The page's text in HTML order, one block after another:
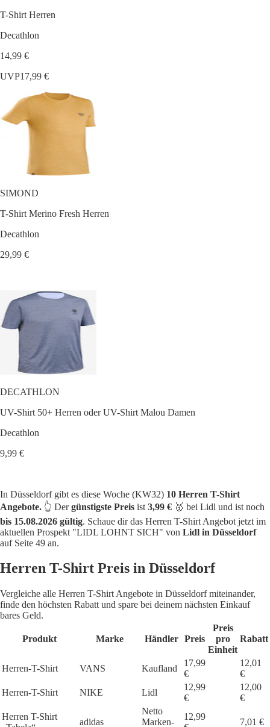
T-Shirt Herren
Decathlon
14,99 €
UVP17,99 €
SIMOND
T-Shirt Merino Fresh Herren
Decathlon
29,99 €
DECATHLON
UV-Shirt 50+ Herren oder UV-Shirt Malou Damen
Decathlon
9,99 €
In Düsseldorf gibt es diese Woche (KW32) 10 Herren T-Shirt
Angebote. 👆 Dergünstigste Preis ist 3,99 € 🥇 bei Lidl und ist noch
bis 15.08.2026 gültig. Schaue dir das Herren T-Shirt Angebot jetzt im
aktuellen Prospekt "LIDL LOHNT SICH" von Lidl in Düsseldorf
auf Seite 49 an.
Herren T-Shirt Preis in Düsseldorf
Vergleiche alle Herren T-Shirt Angebote in Düsseldorf miteinander,
finde den höchsten Rabatt und spare bei deinem nächsten Einkauf
bares Geld.
Produkt Marke Händler Preis
Preis
pro
Einheit
Rabatt
Herren-T-Shirt VANS Kaufland
17,99
€
12,01
€
Herren-T-Shirt
NIKE Lidl
12,99
€
12,00
€
Herren T-Shirt
adidas
Netto
Marken-
12,99
7,01 €